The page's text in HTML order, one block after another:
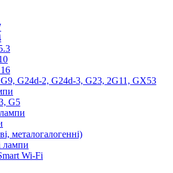
G24d-2, G24d-3, G23, 2G11, GX53
G5
металогалогенні)
лампи
Wi-Fi